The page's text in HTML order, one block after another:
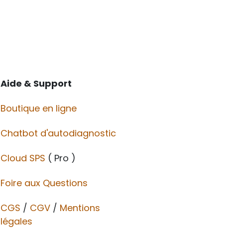
Aide & Support
Foire aux Questions
Boutique en ligne
Chatbot d'autodiagnostic
Cloud SPS ( Pro )
CGS / CGV​​ / Mentions
légales